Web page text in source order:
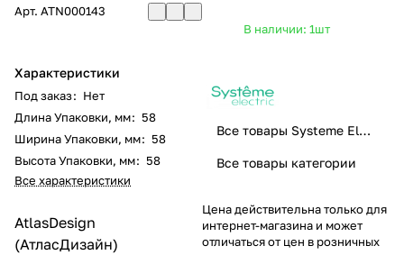
Арт. ATN000143
Характеристики
Под заказ: Нет
Длина Упаковки, мм: 58
Ширина Упаковки, мм: 58
Высота Упаковки, мм: 58
Все характеристики
AtlasDesign
(АтласДизайн)
В наличии: 1шт
Все товары Systeme Electric
Все товары категории
Цена действительна только для
интернет-магазина и может
отличаться от цен в розничных